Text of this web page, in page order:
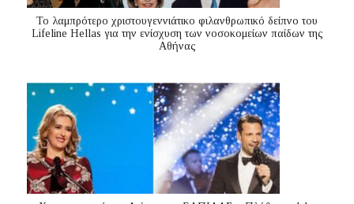
Το λαμπρότερο χριστουγεννιάτικο φιλανθρωπικό δείπνο του
Lifeline Hellas για την ενίσχυση των νοσοκομείων παίδων της
Αθήνας